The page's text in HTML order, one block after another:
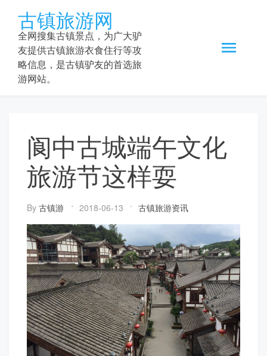
content
古镇旅游网
全网搜集古镇景点，为广大驴
友提供古镇旅游衣食住行等攻
略信息，是古镇驴友的首选旅
游网站。
阆中古城端午文化
旅游节这样耍
By 古镇游 2018-06-13 古镇旅游资讯